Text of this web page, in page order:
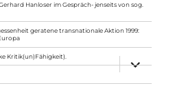
Hanloser im Gespräch- jenseits von sog.
geratene transnationale Aktion 1999:
Kritik(un)Fähigkeit).
anzeigen